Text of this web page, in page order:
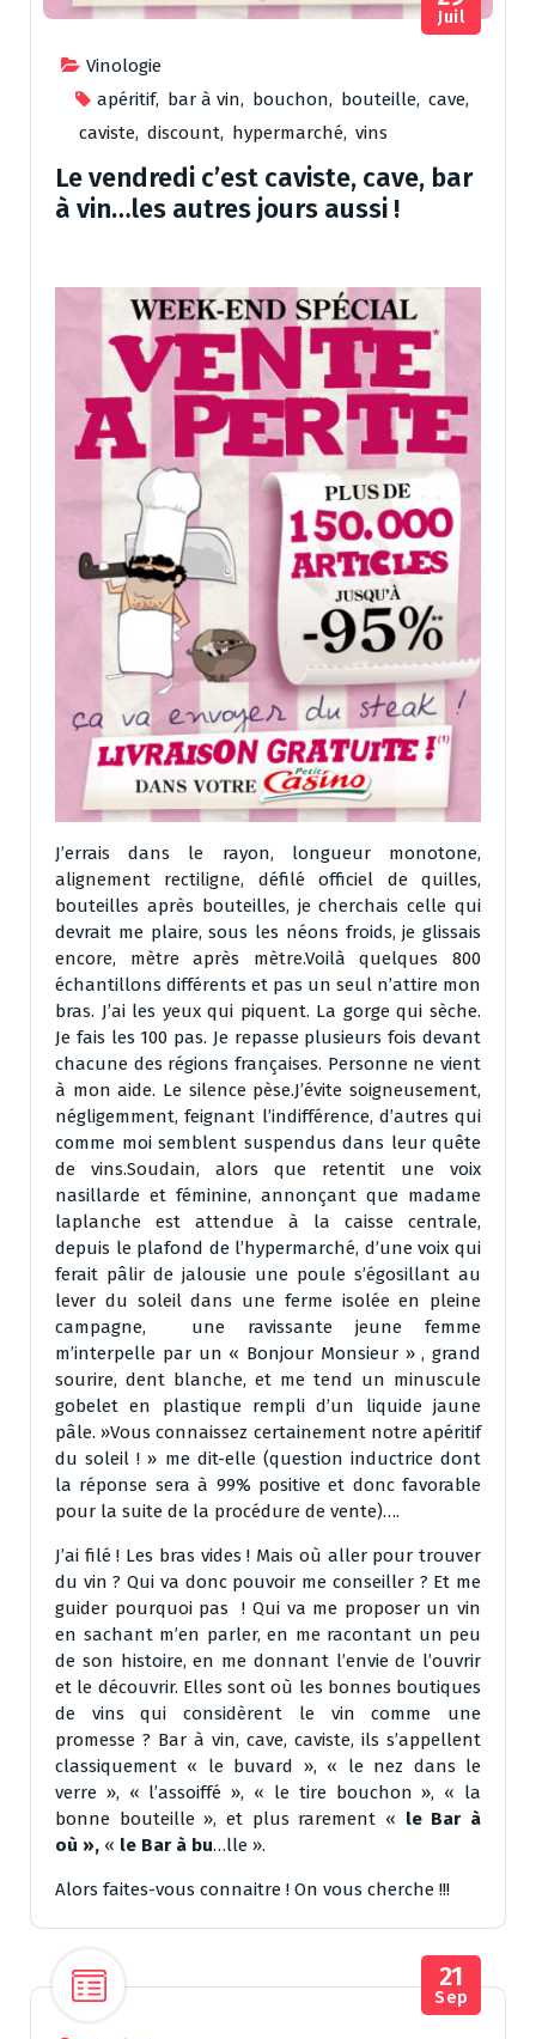
Vinologie
apéritif, bar à vin, bouchon, bouteille, cave,
caviste, discount, hypermarché, vins
Juil
Le vendredi c’est caviste, cave, bar
à vin…les autres jours aussi !
J’errais dans le rayon, longueur monotone,
alignement rectiligne, défilé officiel de quilles,
bouteilles après bouteilles, je cherchais celle qui
devrait me plaire, sous les néons froids, je glissais
encore, mètre après mètre.Voilà quelques 800
échantillons différents et pas un seul n’attire mon
bras. J’ai les yeux qui piquent. La gorge qui sèche.
Je fais les 100 pas. Je repasse plusieurs fois devant
chacune des régions françaises. Personne ne vient
à mon aide. Le silence pèse.J’évite soigneusement,
négligemment, feignant l’indifférence, d’autres qui
comme moi semblent suspendus dans leur quête
de vins.Soudain, alors que retentit une voix
nasillarde et féminine, annonçant que madame
laplanche est attendue à la caisse centrale,
depuis le plafond de l’hypermarché, d’une voix qui
ferait pâlir de jalousie une poule s’égosillant au
lever du soleil dans une ferme isolée en pleine
campagne, une ravissante jeune femme
m’interpelle par un « Bonjour Monsieur » , grand
sourire, dent blanche, et me tend un minuscule
gobelet en plastique rempli d’un liquide jaune
pâle. »Vous connaissez certainement notre apéritif
du soleil ! » me dit-elle (question inductrice dont
la réponse sera à 99% positive et donc favorable
pour la suite de la procédure de vente)….
J’ai filé ! Les bras vides ! Mais où aller pour trouver
du vin ? Qui va donc pouvoir me conseiller ? Et me
guider pourquoi pas ! Qui va me proposer un vin
en sachant m’en parler, en me racontant un peu
de son histoire, en me donnant l’envie de l’ouvrir
et le découvrir. Elles sont où les bonnes boutiques
de vins qui considèrent le vin comme une
promesse ? Bar à vin, cave, caviste, ils s’appellent
classiquement « le buvard », « le nez dans le
verre », « l’assoiffé », « le tire bouchon », « la
bonne bouteille », et plus rarement « le Bar à
où », « le Bar à bu…lle ».
Alors faites-vous connaitre ! On vous cherche !!!
21
Sep